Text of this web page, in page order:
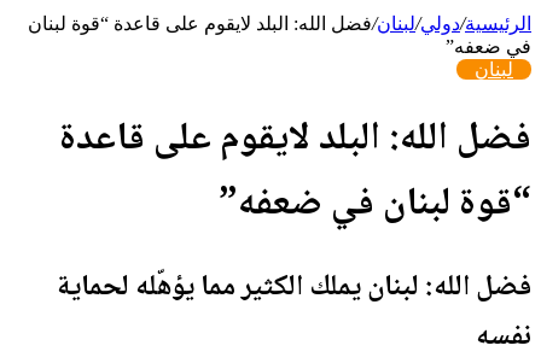
الرئيسية/دولي/لبنان/فضل الله: البلد لايقوم على قاعدة “قوة لبنان
في ضعفه”
لبنان
فضل الله: البلد لايقوم على قاعدة
“قوة لبنان في ضعفه”
فضل الله: لبنان يملك الكثير مما يؤهّله لحماية
نفسه